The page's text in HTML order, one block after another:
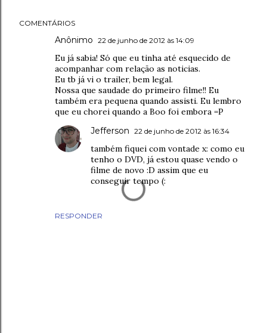
COMENTÁRIOS
Anônimo 22 de junho de 2012 às 14:09
Eu já sabia! Só que eu tinha até esquecido de
acompanhar com relação as noticias.
Eu tb já vi o trailer, bem legal.
Nossa que saudade do primeiro filme!! Eu
também era pequena quando assisti. Eu lembro
que eu chorei quando a Boo foi embora =P
RESPONDER
Jefferson 22 de junho de 2012 às 16:34
também fiquei com vontade x: como eu
tenho o DVD, já estou quase vendo o
filme de novo :D assim que eu
conseguir tempo (: